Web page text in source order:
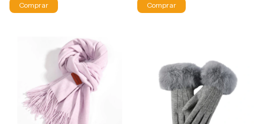
Comprar Comprar